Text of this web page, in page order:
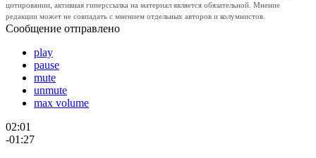
цитировании, активная гиперссылка на материал является обязательной. Мнение
редакции может не совпадать с мнением отдельных авторов и колумнистов.
Сообщение отправлено
play
pause
mute
unmute
max volume
02:01
-01:27